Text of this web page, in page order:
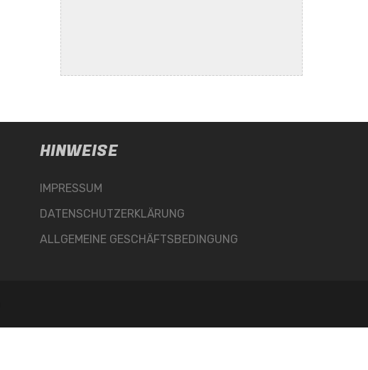
HINWEISE
IMPRESSUM
DATENSCHUTZERKLÄRUNG
ALLGEMEINE GESCHÄFTSBEDINGUNG